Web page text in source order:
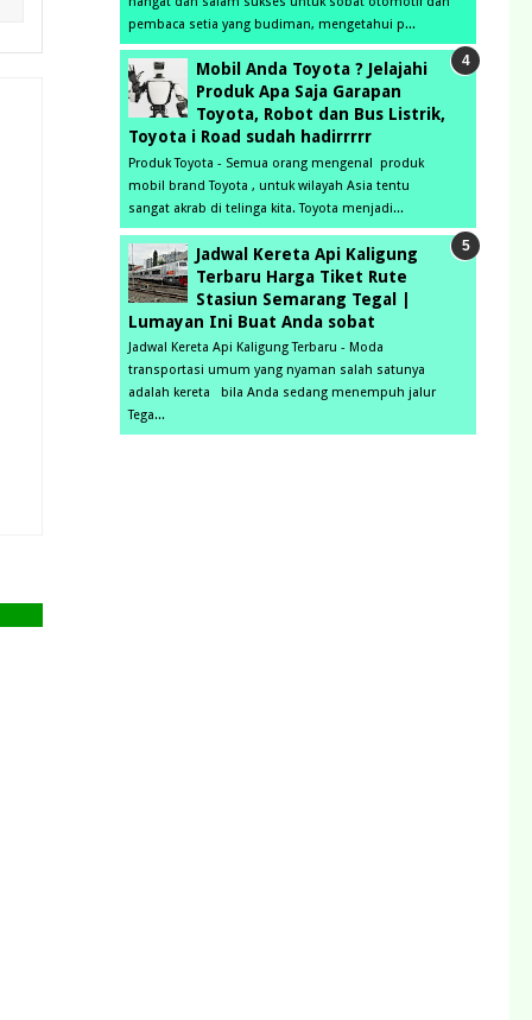
pembaca setia yang budiman, mengetahui p...
Mobil Anda Toyota ? Jelajahi
Produk Apa Saja Garapan
Toyota, Robot dan Bus Listrik,
Toyota i Road sudah hadirrrrr
Produk Toyota - Semua orang mengenal produk
mobil brand Toyota , untuk wilayah Asia tentu
sangat akrab di telinga kita. Toyota menjadi...
Jadwal Kereta Api Kaligung
Terbaru Harga Tiket Rute
Stasiun Semarang Tegal |
Lumayan Ini Buat Anda sobat
Jadwal Kereta Api Kaligung Terbaru - Moda
transportasi umum yang nyaman salah satunya
adalah kereta bila Anda sedang menempuh jalur
Tega...